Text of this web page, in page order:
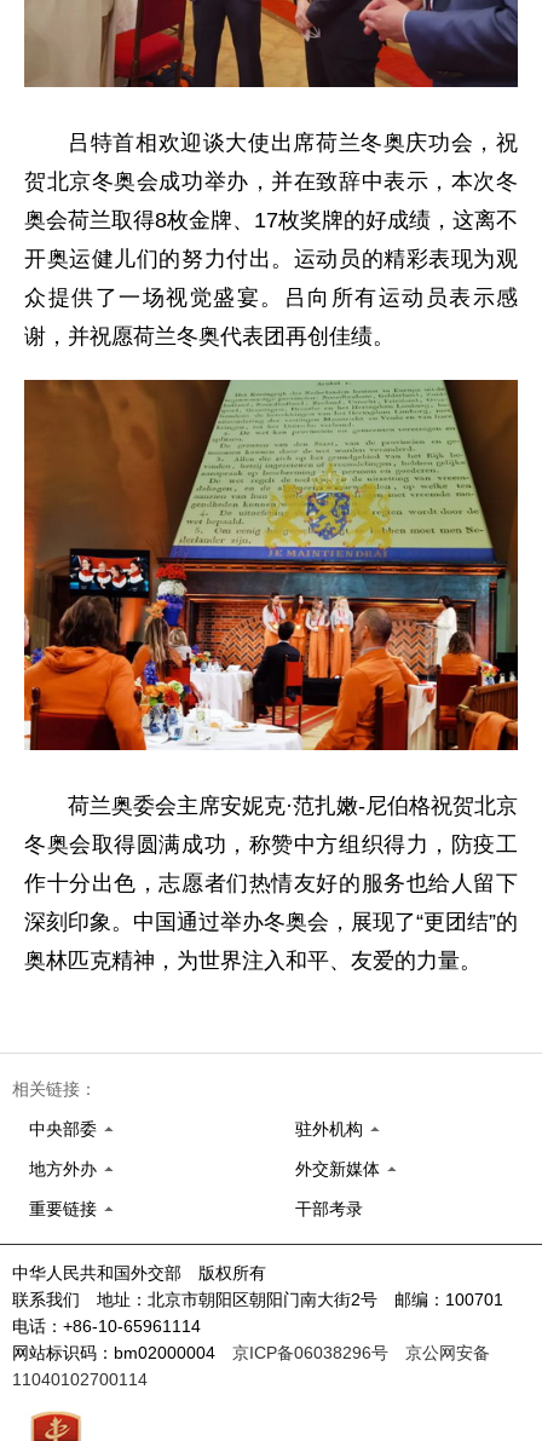
吕特首相欢迎谈大使出席荷兰冬奥庆功会，祝
贺北京冬奥会成功举办，并在致辞中表示，本次冬
奥会荷兰取得8枚金牌、17枚奖牌的好成绩，这离不
开奥运健儿们的努力付出。运动员的精彩表现为观
众提供了一场视觉盛宴。吕向所有运动员表示感
谢，并祝愿荷兰冬奥代表团再创佳绩。
荷兰奥委会主席安妮克·范扎嫩-尼伯格祝贺北京
冬奥会取得圆满成功，称赞中方组织得力，防疫工
作十分出色，志愿者们热情友好的服务也给人留下
深刻印象。中国通过举办冬奥会，展现了“更团结”的
奥林匹克精神，为世界注入和平、友爱的力量。
相关链接：
中央部委 驻外机构
地方外办 外交新媒体
重要链接 干部考录
中华人民共和国外交部 版权所有
联系我们 地址：北京市朝阳区朝阳门南大街2号 邮编：100701
电话：+86-10-65961114
网站标识码：bm02000004 京ICP备06038296号
京公网安备
11040102700114